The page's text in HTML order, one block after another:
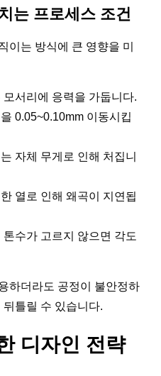
는 프로세스 조건
이는 방식에 큰 영향을 미
서리에 응력을 가둡니다.
0.05~0.10mm 이동시킵
자체 무게로 인해 처집니
열로 인해 왜곡이 지연됩
수가 고르지 않으면 각도
하더라도 공정이 불안정하
틀릴 수 있습니다.
디자인 전략